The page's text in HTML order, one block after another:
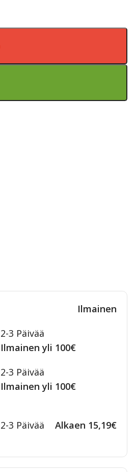
Ilmainen
2-3 Päivää
Ilmainen yli 100€
2-3 Päivää
Ilmainen yli 100€
2-3 Päivää Alkaen 15,19€